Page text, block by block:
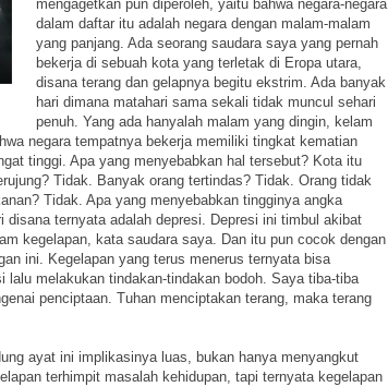
mengagetkan pun diperoleh, yaitu bahwa negara-negara
dalam daftar itu adalah negara dengan malam-malam
yang panjang. Ada seorang saudara saya yang pernah
bekerja di sebuah kota yang terletak di Eropa utara,
disana terang dan gelapnya begitu ekstrim. Ada banyak
hari dimana matahari sama sekali tidak muncul sehari
penuh. Yang ada hanyalah malam yang dingin, kelam
negara tempatnya bekerja memiliki tingkat kematian
tinggi. Apa yang menyebabkan hal tersebut? Kota itu
Tidak. Banyak orang tertindas? Tidak. Orang tidak
Tidak. Apa yang menyebabkan tingginya angka
disana ternyata adalah depresi. Depresi ini timbul akibat
kegelapan, kata saudara saya. Dan itu pun cocok dengan
ini. Kegelapan yang terus menerus ternyata bisa
lalu melakukan tindakan-tindakan bodoh. Saya tiba-tiba
penciptaan. Tuhan menciptakan terang, maka terang
ayat ini implikasinya luas, bukan hanya menyangkut
terhimpit masalah kehidupan, tapi ternyata kegelapan